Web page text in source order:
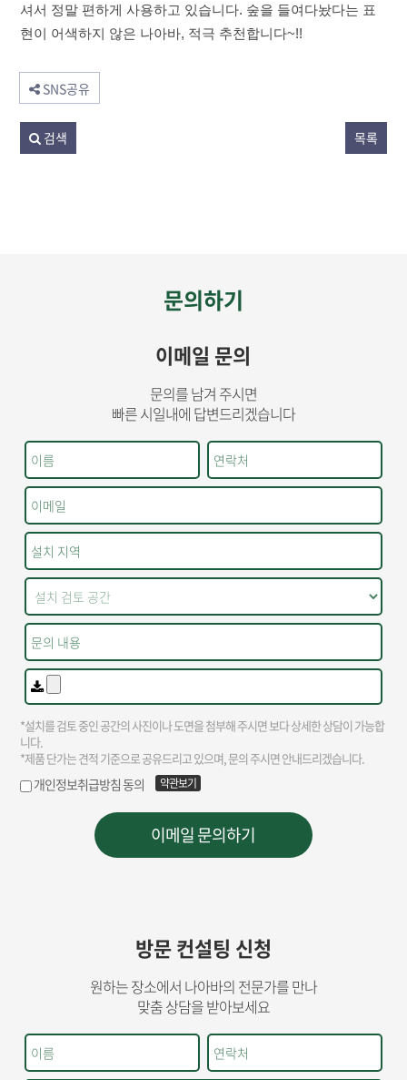
셔서 정말 편하게 사용하고 있습니다. 숲을 들여다놨다는 표
현이 어색하지 않은 나아바, 적극 추천합니다~!!
SNS공유
검색 목록
문의하기
이메일 문의
문의를 남겨 주시면
빠른 시일내에 답변드리겠습니다
방문 컨설팅 신청
원하는 장소에서 나아바의 전문가를 만나
맞춤 상담을 받아보세요